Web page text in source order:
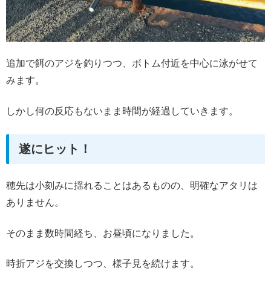
追加で餌のアジを釣りつつ、ボトム付近を中心に泳がせて
みます。
しかし何の反応もないまま時間が経過していきます。
遂にヒット！
穂先は小刻みに揺れることはあるものの、明確なアタリは
ありません。
そのまま数時間経ち、お昼頃になりました。
時折アジを交換しつつ、様子見を続けます。